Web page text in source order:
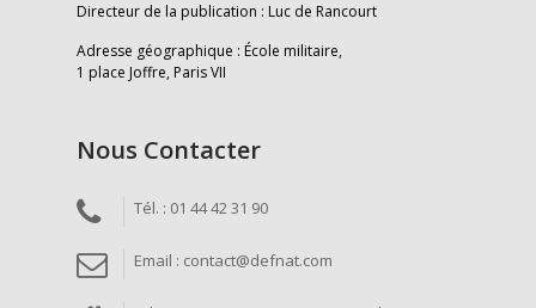
Directeur de la publication : Luc de Rancourt
Adresse géographique : École militaire,
1 place Joffre, Paris VII
Nous Contacter
Tél. : 01 44 42 31 90
Email : contact@defnat.com